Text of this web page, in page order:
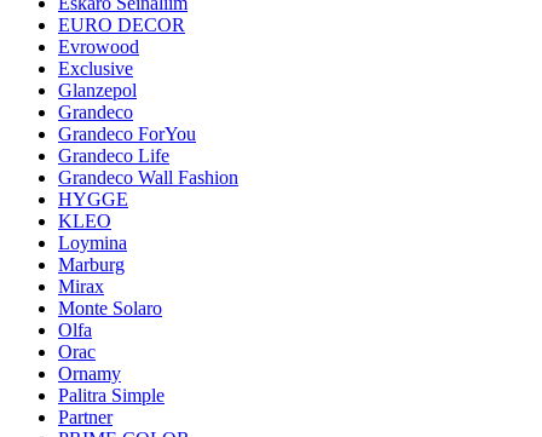
EURO DECOR
Evrowood
Exclusive
Glanzepol
Grandeco
Grandeco ForYou
Grandeco Life
Grandeco Wall Fashion
HYGGE
KLEO
Loymina
Marburg
Mirax
Monte Solaro
Olfa
Orac
Ornamy
Palitra Simple
Partner